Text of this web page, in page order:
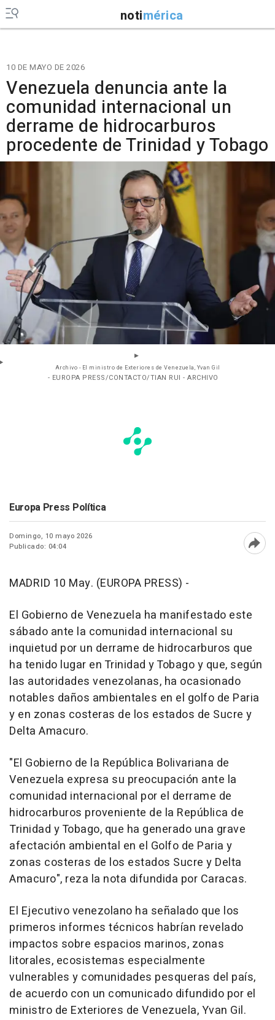
notimérica
10 DE MAYO DE 2026
Venezuela denuncia ante la
comunidad internacional un
derrame de hidrocarburos
procedente de Trinidad y Tobago
Archivo - El ministro de Exteriores de Venezuela, Yvan Gil
- EUROPA PRESS/CONTACTO/TIAN RUI - ARCHIVO
Europa Press Política
Domingo, 10 mayo 2026
Publicado: 04:04
MADRID 10 May. (EUROPA PRESS) -
El Gobierno de Venezuela ha manifestado este
sábado ante la comunidad internacional su
inquietud por un derrame de hidrocarburos que
ha tenido lugar en Trinidad y Tobago y que, según
las autoridades venezolanas, ha ocasionado
notables daños ambientales en el golfo de Paria
y en zonas costeras de los estados de Sucre y
Delta Amacuro.
"El Gobierno de la República Bolivariana de
Venezuela expresa su preocupación ante la
comunidad internacional por el derrame de
hidrocarburos proveniente de la República de
Trinidad y Tobago, que ha generado una grave
afectación ambiental en el Golfo de Paria y
zonas costeras de los estados Sucre y Delta
Amacuro", reza la nota difundida por Caracas.
El Ejecutivo venezolano ha señalado que los
primeros informes técnicos habrían revelado
impactos sobre espacios marinos, zonas
litorales, ecosistemas especialmente
vulnerables y comunidades pesqueras del país,
de acuerdo con un comunicado difundido por el
ministro de Exteriores de Venezuela, Yvan Gil.